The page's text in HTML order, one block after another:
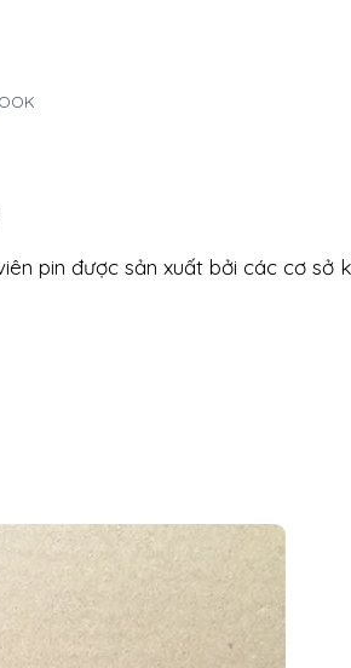
pin được sản xuất bởi các cơ sở